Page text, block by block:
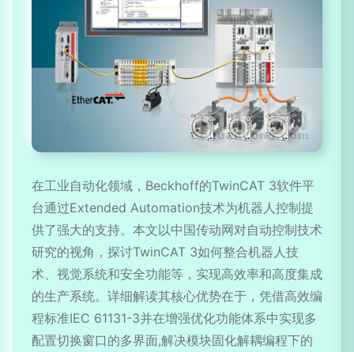
在工业自动化领域，Beckhoff的TwinCAT 3软件平
台通过Extended Automation技术为机器人控制提
供了强大的支持。本文以中国传动网对自动控制技术
研究的视角，探讨TwinCAT 3如何整合机器人技
术、视觉系统和安全功能等，实现高效率和高度集成
的生产系统。详细解读其核心优势在于，凭借高效编
程标准IEC 61131-3并在增强优化功能体系中实现多
配置切换窗口的多界面,解决模块固化解耦编程下的